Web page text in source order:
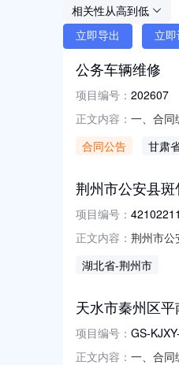
相关性从高到低
立即导出 立即
公务车辆维修
项目编号： 202607
正文内容： 一、合同
标的名
合同公告 甘肃
荆州市公安县
项目编号：
正文内容： 荆州市公
竞价方式
湖北省-荆州市
天水市秦州区
项目编号： GS-
正文内容： 一、合同